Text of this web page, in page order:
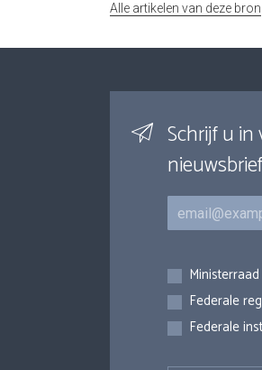
Alle artikelen van deze bron
Schrijf u in
nieuwsbrief
E-mail
Inschrijvingen
Ministerraad
Federale
Federale